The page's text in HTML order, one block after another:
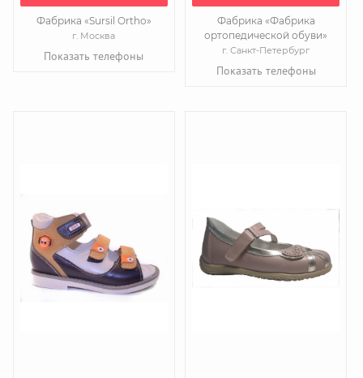
Фабрика «Sursil Ortho»
г. Москва
Показать телефоны
Фабрика «Фабрика
ортопедической обуви»
г. Санкт-Петербург
Показать телефоны